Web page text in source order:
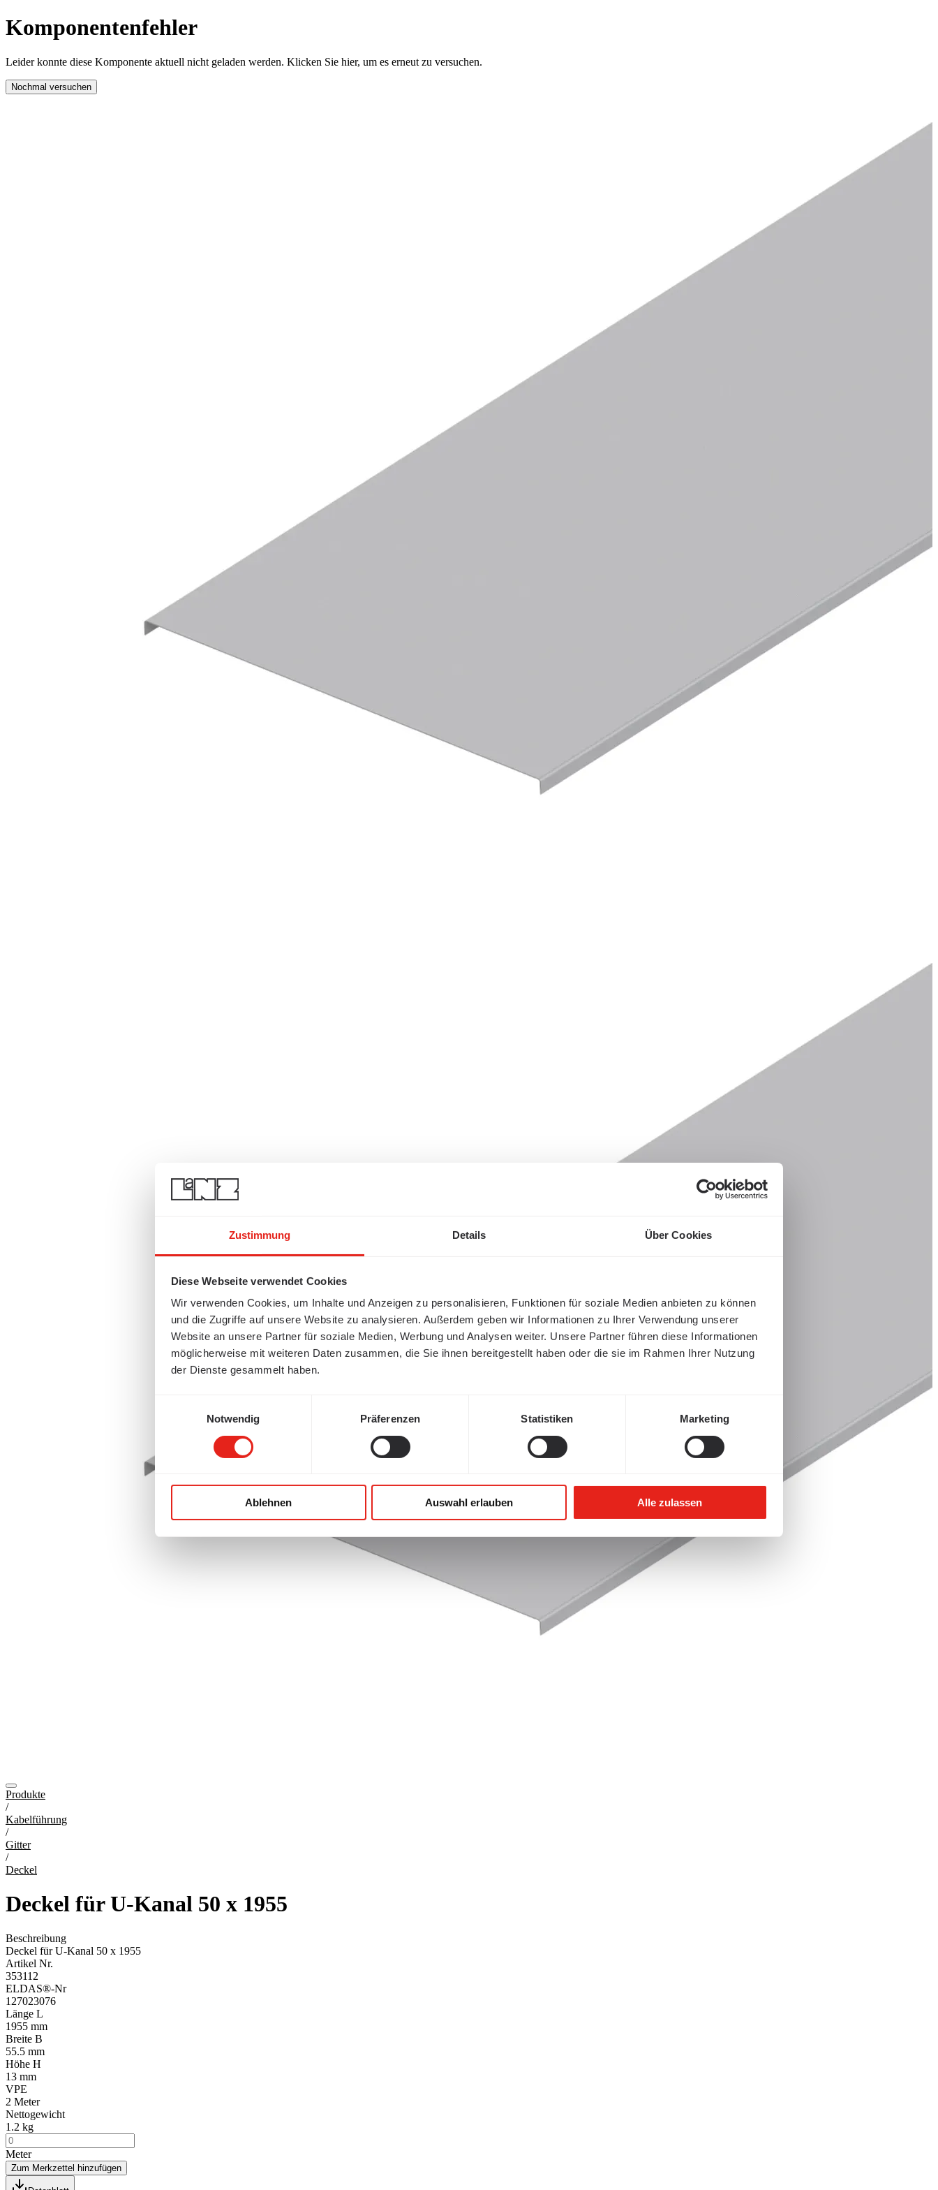
Zustimmung Details Über Cookies
Diese Webseite verwendet Cookies
Wir verwenden Cookies, um Inhalte und Anzeigen zu personalisieren, Funktionen für soziale Medien anbieten zu können
und die Zugriffe auf unsere Website zu analysieren. Außerdem geben wir Informationen zu Ihrer Verwendung unserer
Website an unsere Partner für soziale Medien, Werbung und Analysen weiter. Unsere Partner führen diese Informationen
möglicherweise mit weiteren Daten zusammen, die Sie ihnen bereitgestellt haben oder die sie im Rahmen Ihrer Nutzung
der Dienste gesammelt haben.
Notwendig
Präferenzen Statistiken Marketing
Ablehnen Auswahl erlauben Alle zulassen
Komponentenfehler
Leider konnte diese Komponente aktuell nicht geladen werden. Klicken Sie hier, um es erneut zu versuchen.
Nochmal versuchen
Produkte
/
Kabelführung
/
Gitter
/
Deckel
Deckel für U-Kanal 50 x 1955
Beschreibung
Deckel für U-Kanal 50 x 1955
Artikel Nr.
353112
ELDAS®-Nr
127023076
Länge L
1955 mm
Breite B
55.5 mm
Höhe H
13 mm
VPE
2 Meter
Nettogewicht
1.2 kg
Meter
Zum Merkzettel hinzufügen